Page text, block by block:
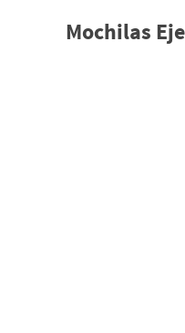
Mochilas